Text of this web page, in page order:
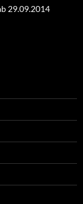
29.09.2014